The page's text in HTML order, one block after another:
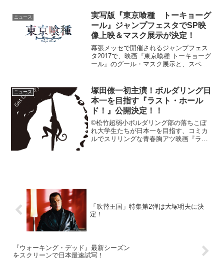
なら大きなものを作ってみよう！」と思
い立ち、まずは約８ヶ月かけ...
ニュース
実写版『東京喰種 トーキョーグ
ール』ジャンプフェスタでSP映
像上映＆マスク展示が決定！
幕張メッセで開催されるジャンプフェス
タ2017で、映画『東京喰種 トーキョーグ
ール』のグール・マスク展示と、スペシ
ール』ジャンプフェスタ2017でSP映像を
上映映画『...
ニュース
塚田僚一初主演！ボルダリング日
本一を目指す『ラスト・ホール
ド！』公開決定！！
©松竹超弱小ボルダリング部の落ちこぼ
れ大学生たちが日本一を目指す、コミカ
ルでスリリングな青春胸アツ映画『ラス
「吹替王国」特集第2弾は大塚明夫に決
定！
『ウォーキング・デッド』最新シーズン
をスクリーンで日本最速試写！